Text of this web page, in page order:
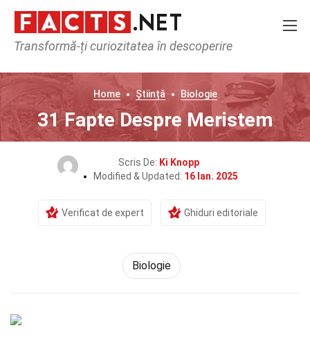
Transformă-ți curiozitatea în descoperire
Home Știință Biologie
31 Fapte Despre Meristem
Scris De: Ki Knopp
Modified & Updated: 16 Ian. 2025
Verificat de expert Ghiduri editoriale
Biologie